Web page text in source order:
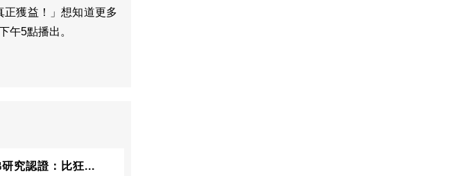
正獲益！」想知道更多
午5點播出。
究認證：比狂...